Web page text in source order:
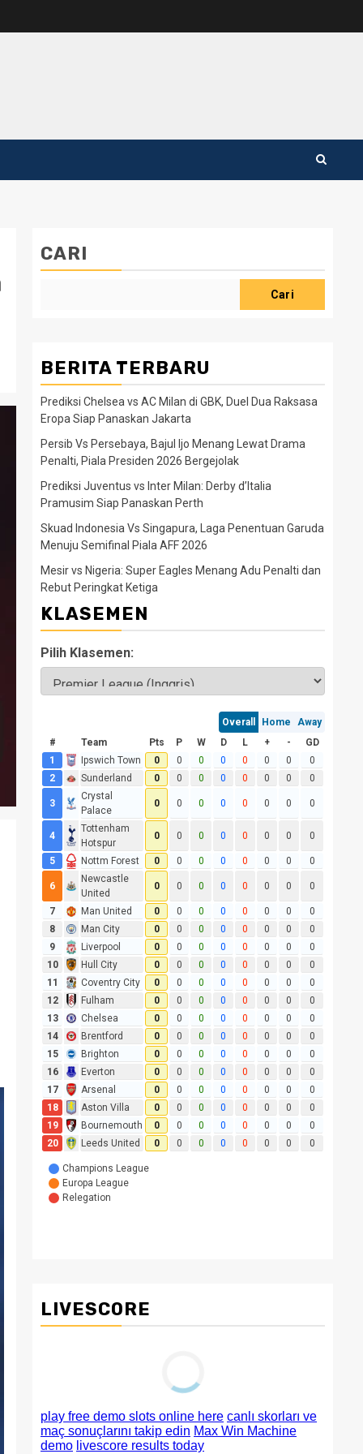
CARI
Cari
BERITA TERBARU
Prediksi Chelsea vs AC Milan di GBK, Duel Dua Raksasa
Eropa Siap Panaskan Jakarta
Persib Vs Persebaya, Bajul Ijo Menang Lewat Drama
Penalti, Piala Presiden 2026 Bergejolak
Prediksi Juventus vs Inter Milan: Derby d’Italia
Pramusim Siap Panaskan Perth
Skuad Indonesia Vs Singapura, Laga Penentuan Garuda
Menuju Semifinal Piala AFF 2026
Mesir vs Nigeria: Super Eagles Menang Adu Penalti dan
Rebut Peringkat Ketiga
KLASEMEN
Pilih Klasemen:
LIVESCORE